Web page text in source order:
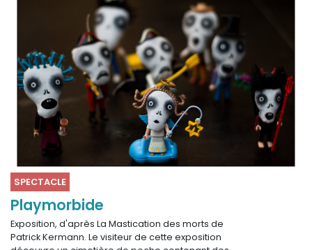
SPECTACLE
Playmorbide
Exposition, d'après La Mastication des morts de
Patrick Kermann. Le visiteur de cette exposition